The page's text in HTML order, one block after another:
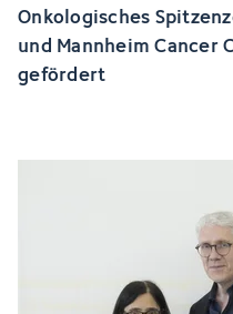
Onkologisches
und Mannheim Cancer
gefördert